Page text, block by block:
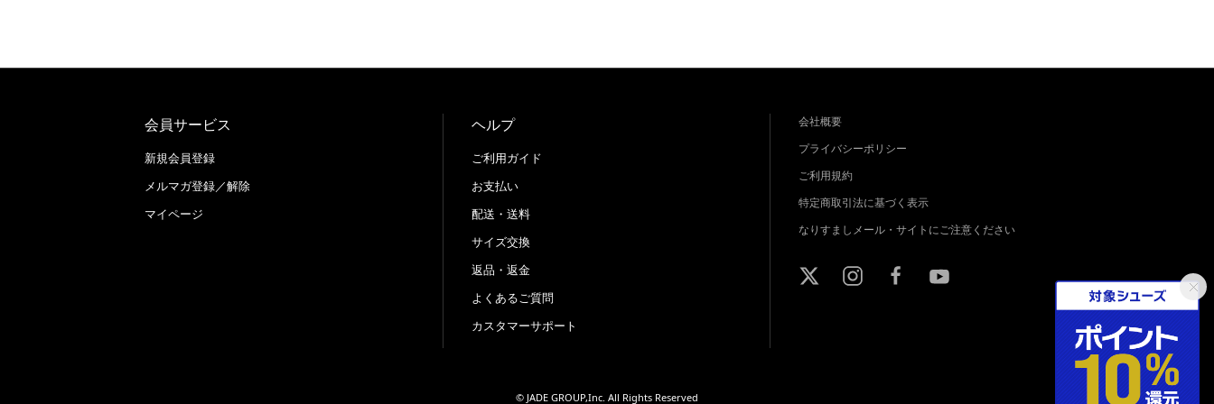
会員サービス
新規会員登録
メルマガ登録／解除
マイページ
ヘルプ
ご利用ガイド
お支払い
配送・送料
サイズ交換
返品・返金
よくあるご質問
カスタマーサポート
会社概要
プライバシーポリシー
ご利用規約
特定商取引法に基づく表示
なりすましメール・サイトにご注意ください
© JADE GROUP,Inc. All Rights Reserved